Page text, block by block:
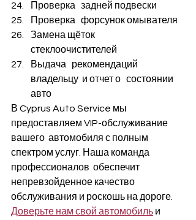
Проверка   задней подвески
Проверка   форсунок омывателя
Замена щёток
стеклоочистителей
Выдача   рекомендаций
владельцу  и отчет о   состоянии
авто
В Cyprus Auto Service мы
предоставляем VIP-обслуживание
вашего  автомобиля с полным
спектром услуг. Наша команда
профессионалов  обеспечит
непревзойденное качество
обслуживания и роскошь на дороге.
Доверьте нам свой автомобиль и